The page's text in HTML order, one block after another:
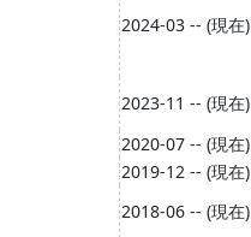
2024-03 -- (現在)
2023-11 -- (現在)
2020-07 -- (現在)
2019-12 -- (現在)
2018-06 -- (現在)